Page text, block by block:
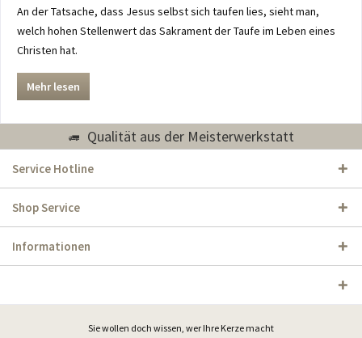
An der Tatsache, dass Jesus selbst sich taufen lies, sieht man,
welch hohen Stellenwert das Sakrament der Taufe im Leben eines
Christen hat.
Mehr lesen
Qualität aus der Meisterwerkstatt
Service Hotline
Shop Service
Informationen
Sie wollen doch wissen, wer Ihre Kerze macht